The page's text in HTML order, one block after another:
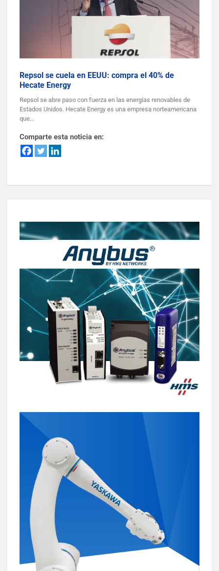
Repsol se cuela en EEUU: compra el 40% de
Hecate Energy
Repsol se abre paso con fuerza en las energías renovables de
Estados Unidos. Hecate Energy es una empresa norteamericana
que…
Comparte esta noticia en: